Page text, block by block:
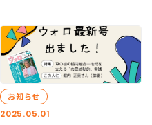
2025.05.01
お知らせ